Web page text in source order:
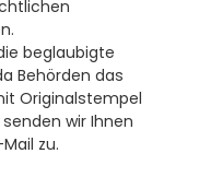
beglaubigte
Behörden das
Originalstempel
wir Ihnen
zu.